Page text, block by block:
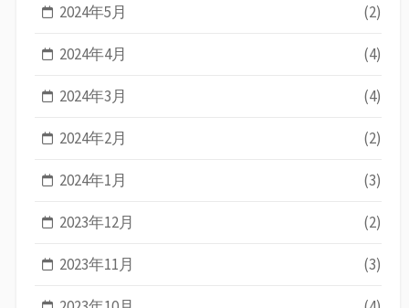
2024年5月 (2)
2024年4月 (4)
2024年3月 (4)
2024年2月 (2)
2024年1月 (3)
2023年12月 (2)
2023年11月 (3)